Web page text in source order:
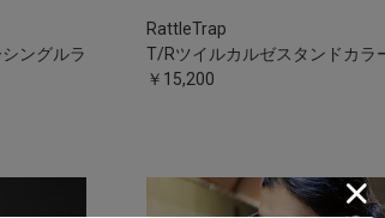
ングルラ
RattleTrap
T/Rツイルカルゼスタンドカラ
￥15,200